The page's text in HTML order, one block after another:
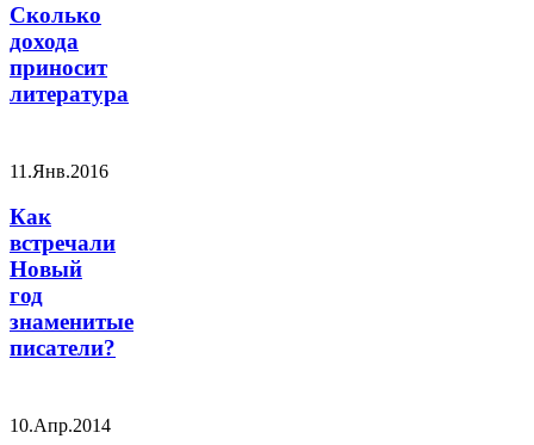
Сколько
дохода
приносит
литература
11.Янв.2016
Как
встречали
Новый
год
знаменитые
писатели?
10.Апр.2014